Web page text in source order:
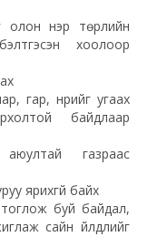
олон нэр төрлийн
хоолоор
гар, нүүрийг угаах
байдлаар
газраас
ярихгүй байх
тоглож буй байдал,
сайн үйлдлийг